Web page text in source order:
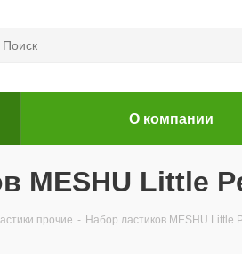
О компании
MESHU Little
прочие - Набор ластиков MESHU